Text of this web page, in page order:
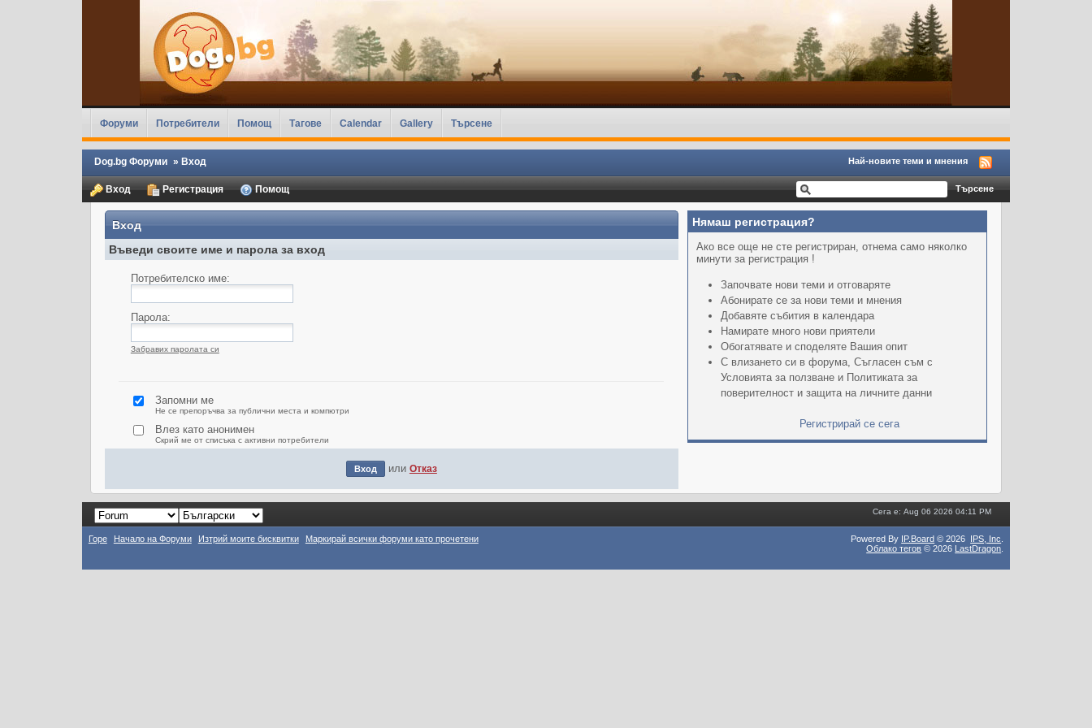
Форуми Потребители Помощ Тагове Calendar Gallery Търсене
Dog.bg Форуми » Вход Най-новите теми и мнения
Вход Регистрация Помощ
Вход
Въведи своите име и парола за вход
Потребителско име:
Парола:
Забравих паролата си
Запомни ме
Не се препоръчва за публични места и компютри
Влез като анонимен
Скрий ме от списъка с активни потребители
или Отказ
Нямаш регистрация?
Ако все още не сте регистриран, отнема само няколко
минути за регистрация !
Започвате нови теми и отговаряте
Абонирате се за нови теми и мнения
Добавяте събития в календара
Намирате много нови приятели
Обогатявате и споделяте Вашия опит
С влизането си в форума, Съгласен съм с
Условията за ползване и Политиката за
поверителност и защита на личните данни
Регистрирай се сега
Сега е: Aug 06 2026 04:11 PM
Горе Начало на Форуми Изтрий моите бисквитки Маркирай всички форуми като прочетени Powered By IP.Board © 2026 IPS, Inc
Облако тегов © 2026 LastDragon